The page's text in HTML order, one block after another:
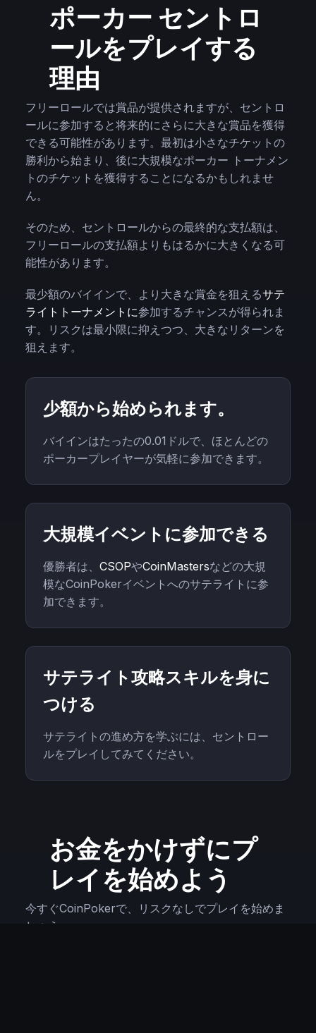
ポーカー セントロ
ールをプレイする
理由
フリーロールでは賞品が提供されますが、セントロ
ールに参加すると将来的にさらに大きな賞品を獲得
できる可能性があります。最初は小さなチケットの
勝利から始まり、後に大規模なポーカー トーナメン
トのチケットを獲得することになるかもしれませ
ん。
そのため、セントロールからの最終的な支払額は、
フリーロールの支払額よりもはるかに大きくなる可
能性があります。
最少額のバイインで、より大きな賞金を狙えるサテ
ライトトーナメントに参加するチャンスが得られま
す。リスクは最小限に抑えつつ、大きなリターンを
狙えます。
少額から始められます。
バイインはたったの0.01ドルで、ほとんどの
ポーカープレイヤーが気軽に参加できます。
大規模イベントに参加できる
優勝者は、 CSOPやCoinMastersなどの大規
模なCoinPokerイベントへのサテライトに参
加できます。
サテライト攻略スキルを身に
つける
サテライトの進め方を学ぶには、セントロー
ルをプレイしてみてください。
お金をかけずにプ
レイを始めよう
今すぐCoinPokerで、リスクなしでプレイを始めま
しょう。